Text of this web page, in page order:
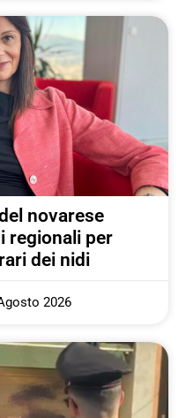
novarese
regionali per
dei nidi
2026